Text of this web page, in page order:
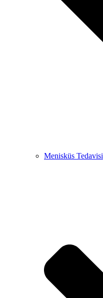
Menisküs Tedavisi